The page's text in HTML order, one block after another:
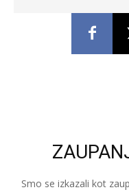
Smo se izkazali kot